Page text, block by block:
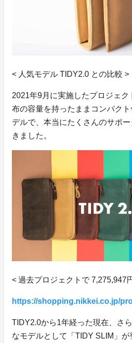
< 人気モデル TIDY2.0 との比較 >
2021年9月に実施したプロジェ
布の容量を持ったままコンパク
デルで、本当にたくさんのサポ
きました。
< 過去プロジェクトで 7,275,947
https://shopping.nikkei.co.jp/
TIDY2.0から1年経った現在、さ
なモデルとして「TIDY SLIM」が